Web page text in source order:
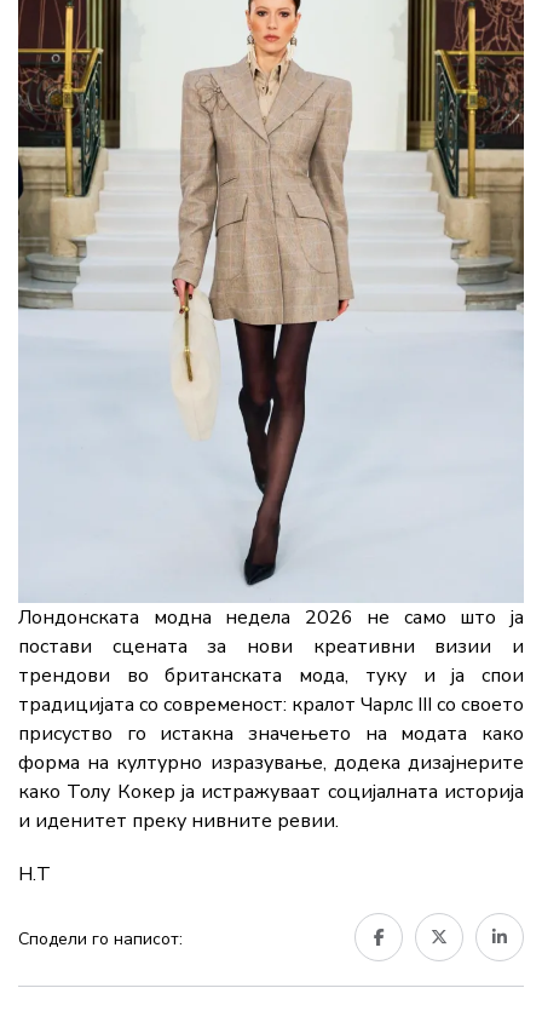
Лондонската модна недела 2026 не само што ја
постави сцената за нови креативни визии и
трендови во британската мода, туку и ја спои
традицијата со современост: кралот Чарлс III со своето
присуство го истакна значењето на модата како
форма на културно изразување, додека дизајнерите
како Толу Кокер ја истражуваат социјалната историја
и иденитет преку нивните ревии.
Н.Т
Сподели го написот: